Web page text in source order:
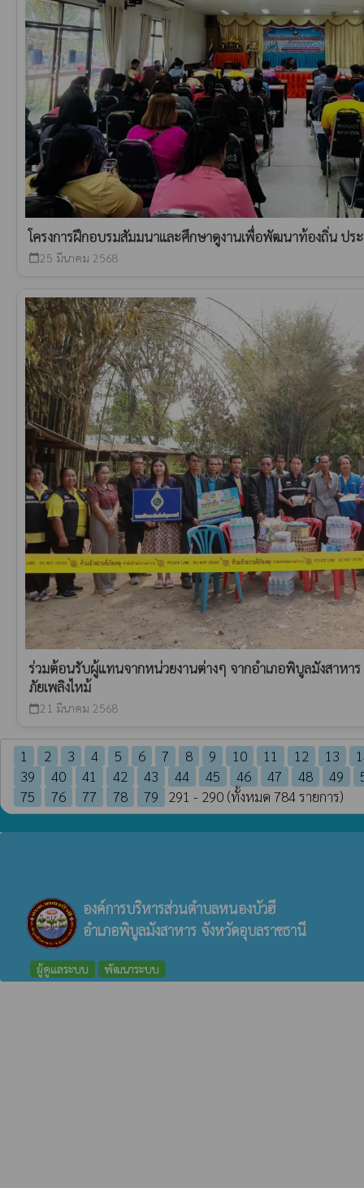
โครงการฝึกอบรมสัมมนาและศึกษาดูงานเพื่อพัฒนาท้องถิ่น ปร
calendar_today25 มีนาคม 2568
ร่วมต้อนรับผู้แทนจากหน่วยงานต่างๆ จากอำเภอพิบูลมังสาหา
ภัยเพลิงไหม้
calendar_today21 มีนาคม 2568
1 2 3 4 5 6 7 8 9 10 11 12 13
39
40 41 42 43 44 45 46 47 48 49
75
76 77 78 79 291 - 290 (ทั้งหมด 784 รายการ)
องค์การบริหารส่วนตำบลหนองบัวฮี
อำเภอพิบูลมังสาหาร จังหวัดอุบลราชธานี
ผู้ดูแลระบบ พัฒนาระบบ